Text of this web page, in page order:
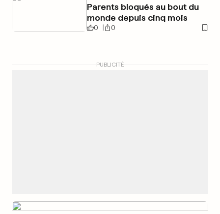
Parents bloqués au bout du
monde depuis cinq mois
0 0
PUBLICITÉ